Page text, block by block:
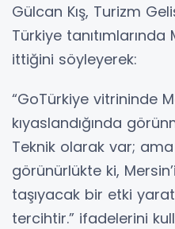
Gülcan Kış, Turizm
Türkiye
ittiğini söyleyerek:
“GoTürkiye vitrininde
kıyaslandığında
Teknik olarak var;
görünürlükte ki,
taşıyacak bir etki
tercihtir.” ifadelerini